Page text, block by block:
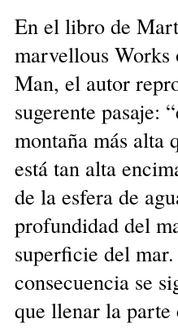
En el libro de
marvellous Works
Man, el autor
sugerente pasaje:
montaña más alta
está tan alta
de la esfera de
profundidad del
superficie del
consecuencia se
que llenar la